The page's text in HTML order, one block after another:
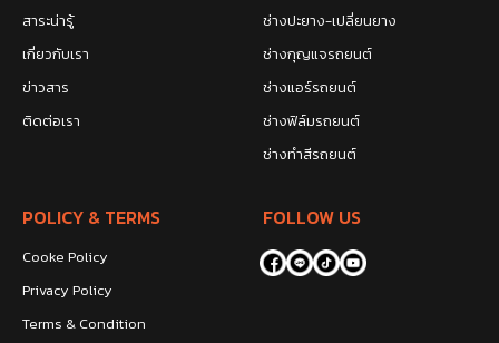
สาระน่ารู้
เกี่ยวกับเรา
ข่าวสาร
ติดต่อเรา
ช่างปะยาง-เปลี่ยนยาง
ช่างกุญแจรถยนต์
ช่างแอร์รถยนต์
ช่างฟิล์มรถยนต์
ช่างทำสีรถยนต์
POLICY & TERMS
Cooke Policy
Privacy Policy
Terms & Condition
FOLLOW US